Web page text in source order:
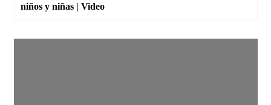
niños y niñas | Video